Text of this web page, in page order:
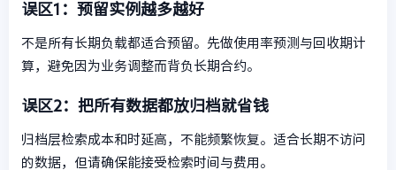
误区1：预留实例越多越好
不是所有长期负载都适合预留。先做使用率预测与回收期计
算，避免因为业务调整而背负长期合约。
误区2：把所有数据都放归档就省钱
归档层检索成本和时延高，不能频繁恢复。适合长期不访问
的数据，但请确保能接受检索时间与费用。